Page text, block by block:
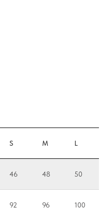
S M L
46 48 50
92 96 100